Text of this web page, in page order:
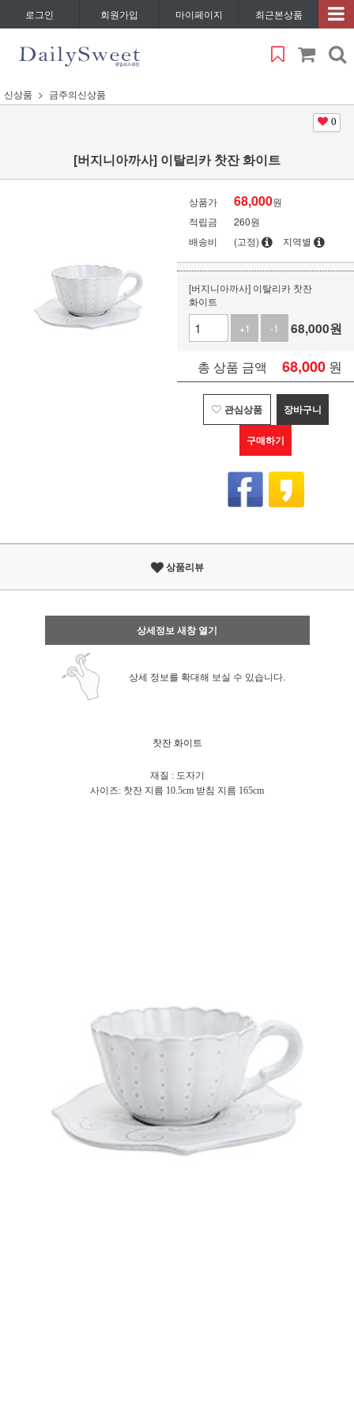
로그인 회원가입 마이페이지 최근본상품
신상품 금주의신상품
0
[버지니아까사] 이탈리카 찻잔 화이트
상품가 68,000원
적립금
260원
배송비
(고정) 지역별
[버지니아까사] 이탈리카 찻잔
화이트
+1
-1 68,000원
총 상품 금액 68,000 원
관심상품 장바구니
구매하기
상품리뷰
상세정보 새창 열기
상세 정보를 확대해 보실 수 있습니다.
찻잔 화이트
재질 : 도자기
사이즈: 찻잔 지름 10.5cm 받침 지름 165cm